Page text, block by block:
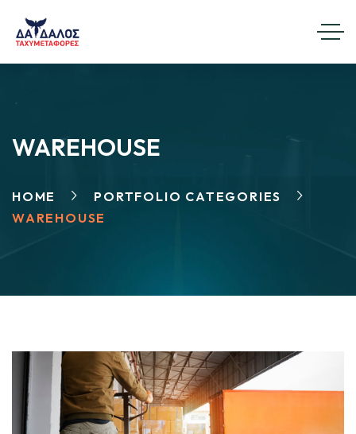
WAREHOUSE
HOME
PORTFOLIO CATEGORIES
WAREHOUSE